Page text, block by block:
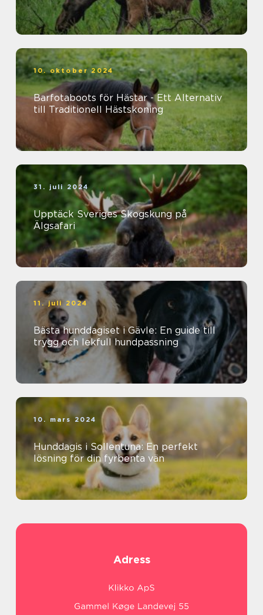
10. oktober 2024
Barfotaboots för Hästar - Ett Alternativ
till Traditionell Hästskoning
31. juli 2024
Upptäck Sveriges Skogskung på
Älgsafari
11. juli 2024
Bästa hunddagiset i Gävle: En guide till
trygg och lekfull hundpassning
10. mars 2024
Hunddagis i Sollentuna: En perfekt
lösning för din fyrbenta vän
Adress